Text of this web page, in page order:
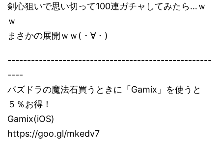
剣心狙いで思い切って100連ガチャしてみたら…ｗ
ｗ
まさかの展開ｗｗ(・∀・)
----------------------------------------------------
----
パズドラの魔法石買うときに「Gamix」を使うと
５％お得！
Gamix(iOS)
https://goo.gl/mkedv7